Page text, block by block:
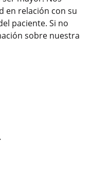
en relación con su
paciente. Si no
sobre nuestra